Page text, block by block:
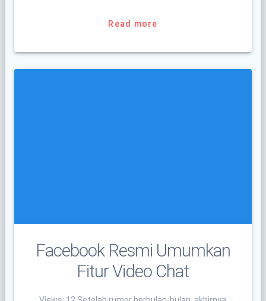
Read more
Facebook Resmi Umumkan
Fitur Video Chat